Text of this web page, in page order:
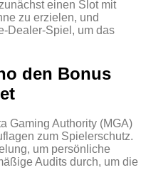
einen Slot mit
zu erzielen, und
um das
den Bonus
Gaming Authority (MGA)
zum Spielerschutz.
um persönliche
Audits durch, um die